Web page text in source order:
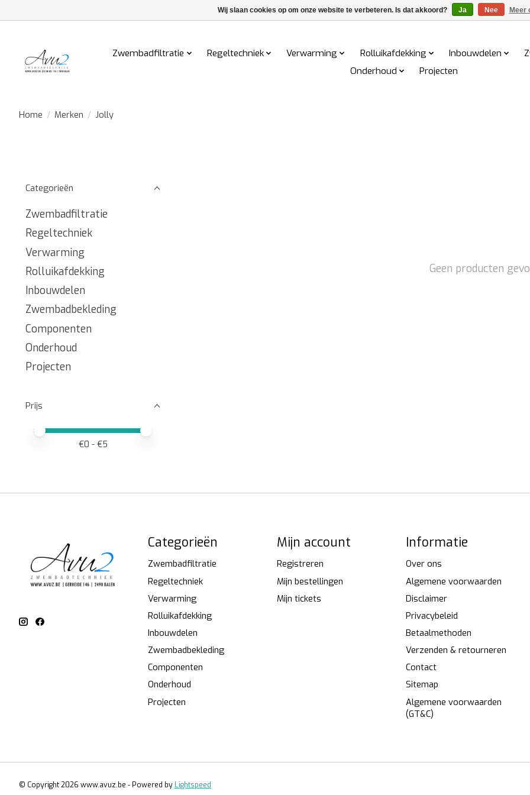
Zwembadfiltratie Regeltechniek Verwarming Rolluikafdekking Inbouwdelen
Onderhoud
Projecten
Home / Merken / Jolly
Categorieën
Zwembadfiltratie
Regeltechniek
Verwarming
Rolluikafdekking
Inbouwdelen
Zwembadbekleding
Componenten
Onderhoud
Projecten
Prijs
Minimale prijswaarde
Price maximum value
€0 - €5
Geen producten
Categorieën
Zwembadfiltratie
Regeltechniek
Verwarming
Rolluikafdekking
Inbouwdelen
Zwembadbekleding
Componenten
Onderhoud
Projecten
Mijn account
Registreren
Mijn bestellingen
Mijn tickets
Informatie
Over ons
Algemene voorwaarden
Disclaimer
Privacybeleid
Betaalmethoden
Verzenden & retourneren
Contact
Sitemap
Algemene voorwaarden
(GT&C)
© Copyright 2026 www.avuz.be - Powered by Lightspeed
Wij slaan cookies op om onze website te verbeteren. Is dat akkoord? Ja Nee Meer